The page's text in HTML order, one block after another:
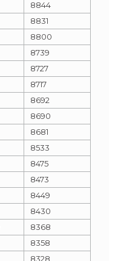
8844
8831
8800
8739
8727
8717
8692
8690
8681
8533
8475
8473
8449
8430
8368
8358
8328